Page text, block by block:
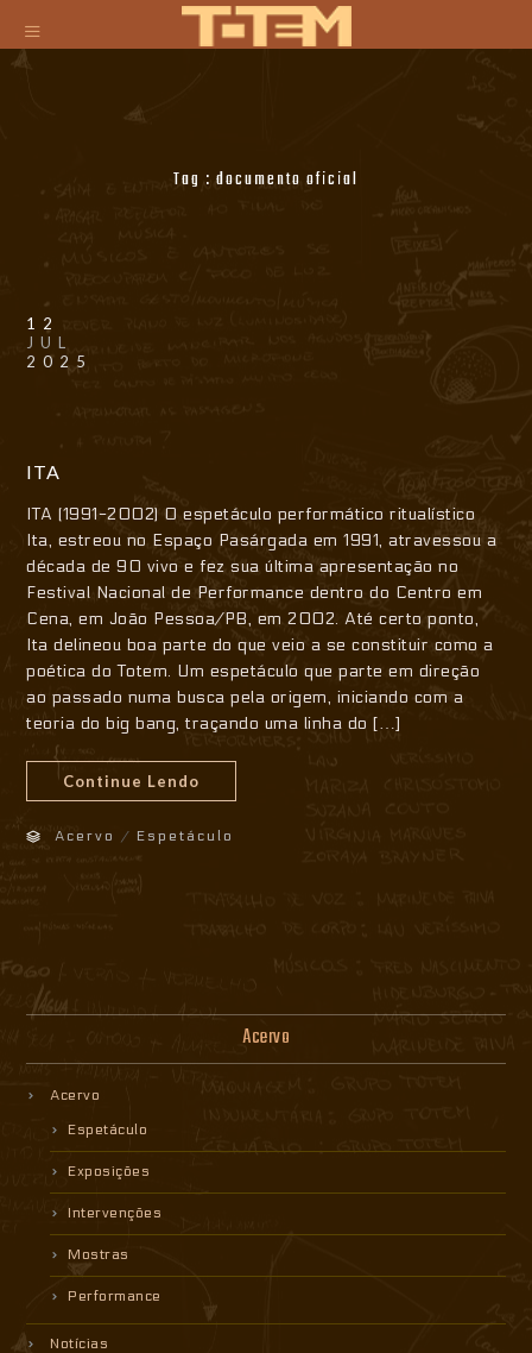
Tag : documento oficial
12
JUL
2025
ITA
ITA (1991-2002) O espetáculo performático ritualístico
Ita, estreou no Espaço Pasárgada em 1991, atravessou a
década de 90 vivo e fez sua última apresentação no
Festival Nacional de Performance dentro do Centro em
Cena, em João Pessoa/PB, em 2002. Até certo ponto,
Ita delineou boa parte do que veio a se constituir como a
poética do Totem. Um espetáculo que parte em direção
ao passado numa busca pela origem, iniciando com a
teoria do big bang, traçando uma linha do […]
Continue Lendo
Acervo / Espetáculo
Acervo
Acervo
Espetáculo
Exposições
Intervenções
Mostras
Performance
Notícias